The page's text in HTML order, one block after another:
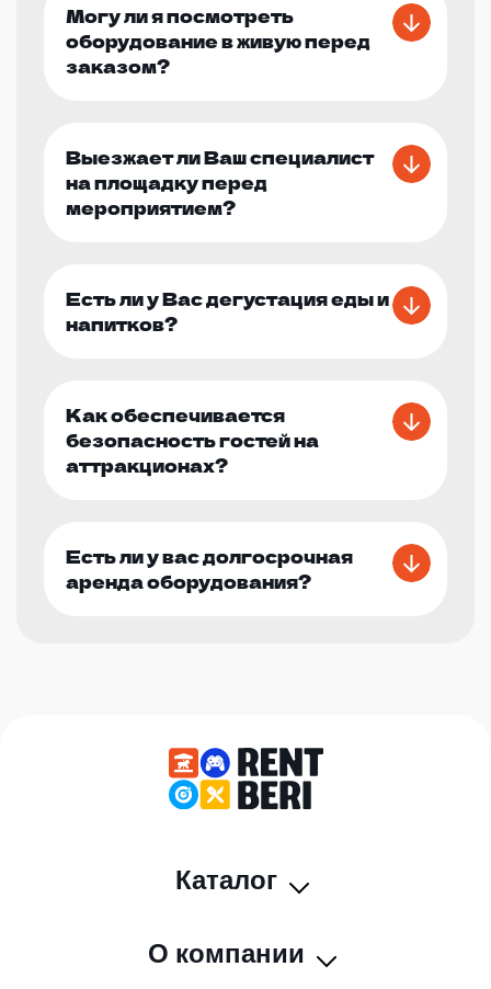
Могу ли я посмотреть
оборудование в живую перед
заказом?
Выезжает ли Ваш специалист
на площадку перед
мероприятием?
Есть ли у Вас дегустация еды и
напитков?
Как обеспечивается
безопасность гостей на
аттракционах?
Есть ли у вас долгосрочная
аренда оборудования?
Каталог
О компании